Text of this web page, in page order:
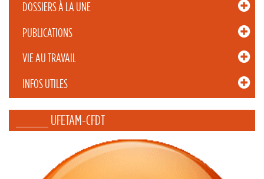
DOSSIERS À LA UNE
PUBLICATIONS
VIE AU TRAVAIL
INFOS UTILES
_____ UFETAM-CFDT